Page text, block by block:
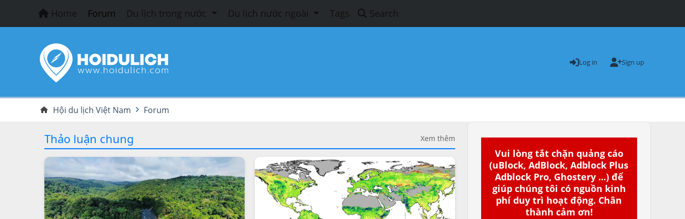
Home Forum Du lịch trong nước Du lịch nước ngoài Tags Search
Log in Sign up
Hội du lịch Việt Nam Forum
Vui lòng tắt chặn quảng cáo
(uBlock, AdBlock, Adblock Plus
Adblock Pro, Ghostery ...) để
giúp chúng tôi có nguồn kinh
phí duy trì hoạt động. Chân
thành cảm ơn!
Thảo luận chung Xem thêm